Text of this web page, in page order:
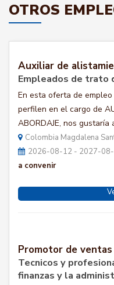
OTROS
Auxiliar de
Empleados de trato
En esta oferta de
perfilen en el cargo de
ABORDAJE, nos
Colombia Magdalena
2026-08-12 - 2027-
a convenir
Promotor de ventas
Tecnicos y
finanzas y la